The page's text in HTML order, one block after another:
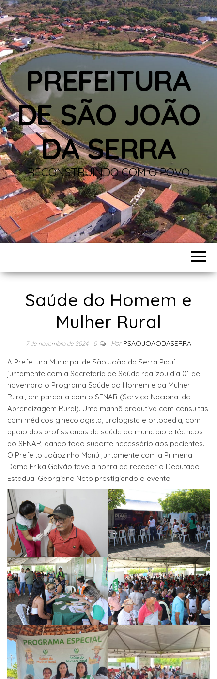
PREFEITURA
DE SÃO JOÃO
DA SERRA
RECONSTRUINDO COM O POVO
Saúde do Homem e
Mulher Rural
7 de novembro de 2024 0 Por PSAOJOAODASERRA
A Prefeitura Municipal de São João da Serra Piauí
juntamente com a Secretaria de Saúde realizou dia 01 de
novembro o Programa Saúde do Homem e da Mulher
Rural, em parceria com o SENAR (Serviço Nacional de
Aprendizagem Rural). Uma manhã produtiva com consultas
com médicos ginecologista, urologista e ortopedia, com
apoio dos profissionais de saúde do município e técnicos
do SENAR, dando todo suporte necessário aos pacientes.
O Prefeito Joãozinho Manú juntamente com a Primeira
Dama Erika Galvão teve a honra de receber o Deputado
Estadual Georgiano Neto prestigiando o evento.